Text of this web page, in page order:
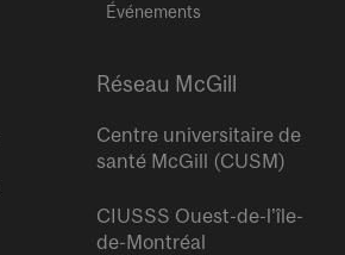
Événements
Réseau McGill
Centre universitaire de
santé McGill (CUSM)
CIUSSS Ouest-de-l’île-
de-Montréal